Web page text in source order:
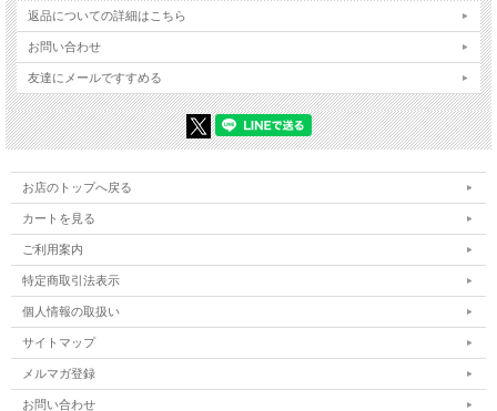
返品についての詳細はこちら
お問い合わせ
友達にメールですすめる
お店のトップへ戻る
カートを見る
ご利用案内
特定商取引法表示
個人情報の取扱い
サイトマップ
メルマガ登録
お問い合わせ